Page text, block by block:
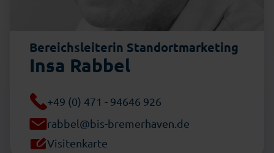
Bereichsleiterin Standortmarketing
Insa Rabbel
+49 (0) 471 - 94646 926
rabbel@bis-bremerhaven.de
Visitenkarte